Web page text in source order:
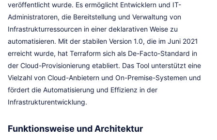
veröffentlicht wurde. Es ermöglicht Entwicklern und IT-
Administratoren, die Bereitstellung und Verwaltung von
Infrastrukturressourcen in einer deklarativen Weise zu
automatisieren. Mit der stabilen Version 1.0, die im Juni 2021
erreicht wurde, hat Terraform sich als De-Facto-Standard in
der Cloud-Provisionierung etabliert. Das Tool unterstützt eine
Vielzahl von Cloud-Anbietern und On-Premise-Systemen und
fördert die Automatisierung und Effizienz in der
Infrastrukturentwicklung.
Funktionsweise und Architektur